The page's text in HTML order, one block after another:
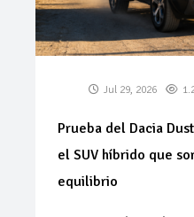
Jul 29, 2026
Prueba del Dacia
el SUV híbrido que
equilibrio